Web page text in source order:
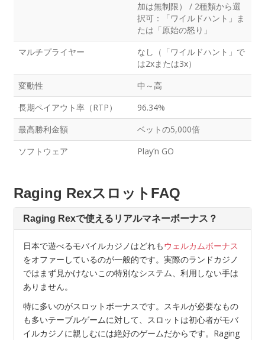
加は無制限） / 2種類から選
択可：「ワイルドハント」ま
たは「原始の怒り」
マルチプライヤー
なし（「ワイルドハント」で
は2xまたは3x）
変動性
中～高
長期ペイアウト率（RTP）
96.34%
最高勝利金額
ベットの5,000倍
ソフトウェア
Play’n GO
Raging RexスロットFAQ
Raging Rexで使えるリアルマネーボーナス？
日本で遊べるモバイルカジノはどれもウェルカムボーナス
をオファーしているのが一般的です。実際のランドカジノ
ではまず見かけないこの特別なシステム、利用しない手は
ありません。
特に多いのがスロットボーナスです。スキルが必要なもの
も多いテーブルゲームに対して、スロットは初心者がモバ
イルカジノに親しむには絶好のゲームだからです。Raging